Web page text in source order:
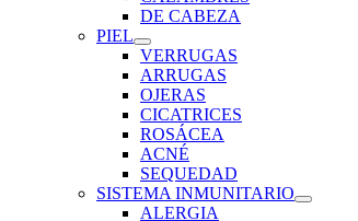
DE CABEZA
PIEL
VERRUGAS
ARRUGAS
OJERAS
CICATRICES
ROSÁCEA
ACNÉ
SEQUEDAD
SISTEMA INMUNITARIO
ALERGIA